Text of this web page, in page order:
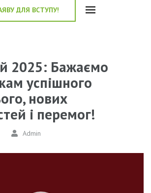
ДЛЯ ВСТУПУ!
2025: Бажаємо
успішного
нових
і перемог!
Admin